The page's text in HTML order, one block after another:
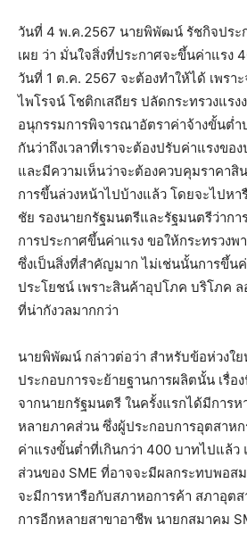
วันที่ 4 พ.ค.2567 นายพิพัฒน์ รัชกิจประก
เผย ว่า มั่นใจสิ่งที่ประกาศจะขึ้นค่าแรง
วันที่ 1 ต.ค. 2567 จะต้องทำให้ได้ เพรา
ไพโรจน์ โชติกเสถียร ปลัดกระทรวงแร
อนุกรรมการพิจารณาอัตราค่าจ้างขั้นต่ำ
กันว่าถึงเวลาที่เราจะต้องปรับค่าแรงขอ
และมีความเห็นว่าจะต้องควบคุมราคา
การขึ้นล่วงหน้าไปบ้างแล้ว โดยจะไปห
ชัย รองนายกรัฐมนตรีและรัฐมนตรีว่าก
การประกาศขึ้นค่าแรง ขอให้กระทรวง
ซึ่งเป็นสิ่งที่สำคัญมาก ไม่เช่นนั้นการขึ้น
ประโยชน์ เพราะสินค้าอุปโภค บริโภค
ที่น่ากังวลมากกว่า
นายพิพัฒน์ กล่าวต่อว่า สำหรับข้อห่วงใ
ประกอบการจะย้ายฐานการผลิตนั้น เรื่
จากนายกรัฐมนตรี ในครั้งแรกได้มีการห
หลายภาคส่วน ซึ่งผู้ประกอบการอุตสาห
ค่าแรงขั้นต่ำที่เกินกว่า 400 บาทไปแล้ว
ส่วนของ SME ที่อาจจะมีผลกระทบพอส
จะมีการหารือกับสภาหอการค้า สภาอุต
การอีกหลายสาขาอาชีพ นายกสมาคม